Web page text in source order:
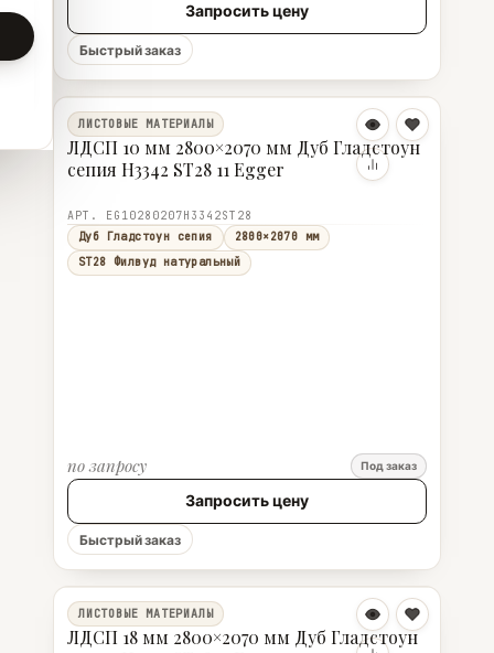
Запросить цену
Быстрый заказ
ЛИСТОВЫЕ МАТЕРИАЛЫ
ЛДСП 10 мм 2800×2070 мм Дуб Гладстоун
сепия H3342 ST28 11 Egger
АРТ. EG10280207H3342ST28
Дуб Гладстоун сепия
2800×2070 мм
ST28 Филвуд натуральный
по запросу Под заказ
Запросить цену
Быстрый заказ
ЛИСТОВЫЕ МАТЕРИАЛЫ
ЛДСП 18 мм 2800×2070 мм Дуб Гладстоун